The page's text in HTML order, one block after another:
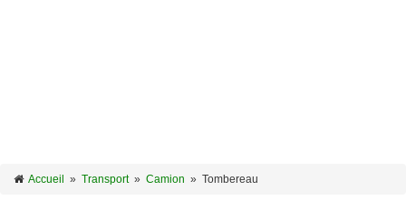
Accueil » Transport» Camion » Tombereau